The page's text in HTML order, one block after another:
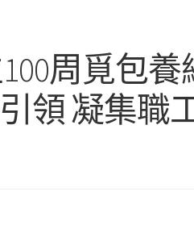
周覓包養
領 凝集職